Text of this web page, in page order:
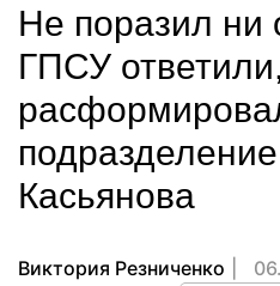
Не поразил ни
ГПСУ
Касьянова
Виктория Резниченко